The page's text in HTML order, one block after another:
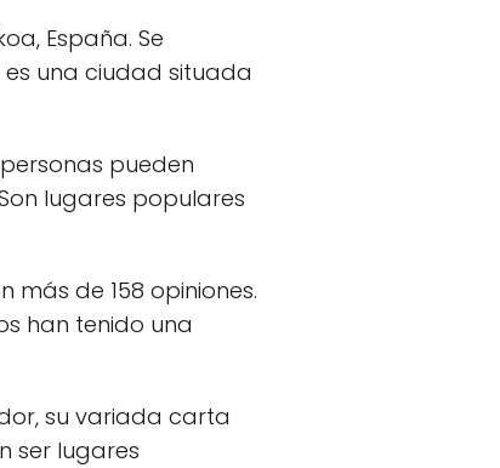
España. Se
una ciudad situada
pueden
lugares populares
más de 158 opiniones.
han tenido una
su variada carta
ser lugares